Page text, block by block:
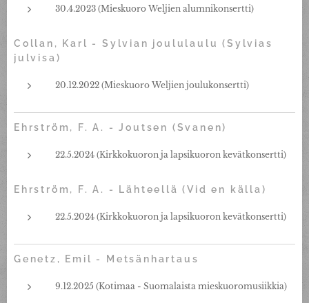
30.4.2023 (Mieskuoro Weljien alumnikonsertti)
Collan, Karl - Sylvian joululaulu (Sylvias
julvisa)
20.12.2022 (Mieskuoro Weljien joulukonsertti)
Ehrström, F. A. - Joutsen (Svanen)
22.5.2024 (Kirkkokuoron ja lapsikuoron kevätkonsertti)
Ehrström, F. A. - Lähteellä (Vid en källa)
22.5.2024 (Kirkkokuoron ja lapsikuoron kevätkonsertti)
Genetz, Emil - Metsänhartaus
9.12.2025 (Kotimaa - Suomalaista mieskuoromusiikkia)